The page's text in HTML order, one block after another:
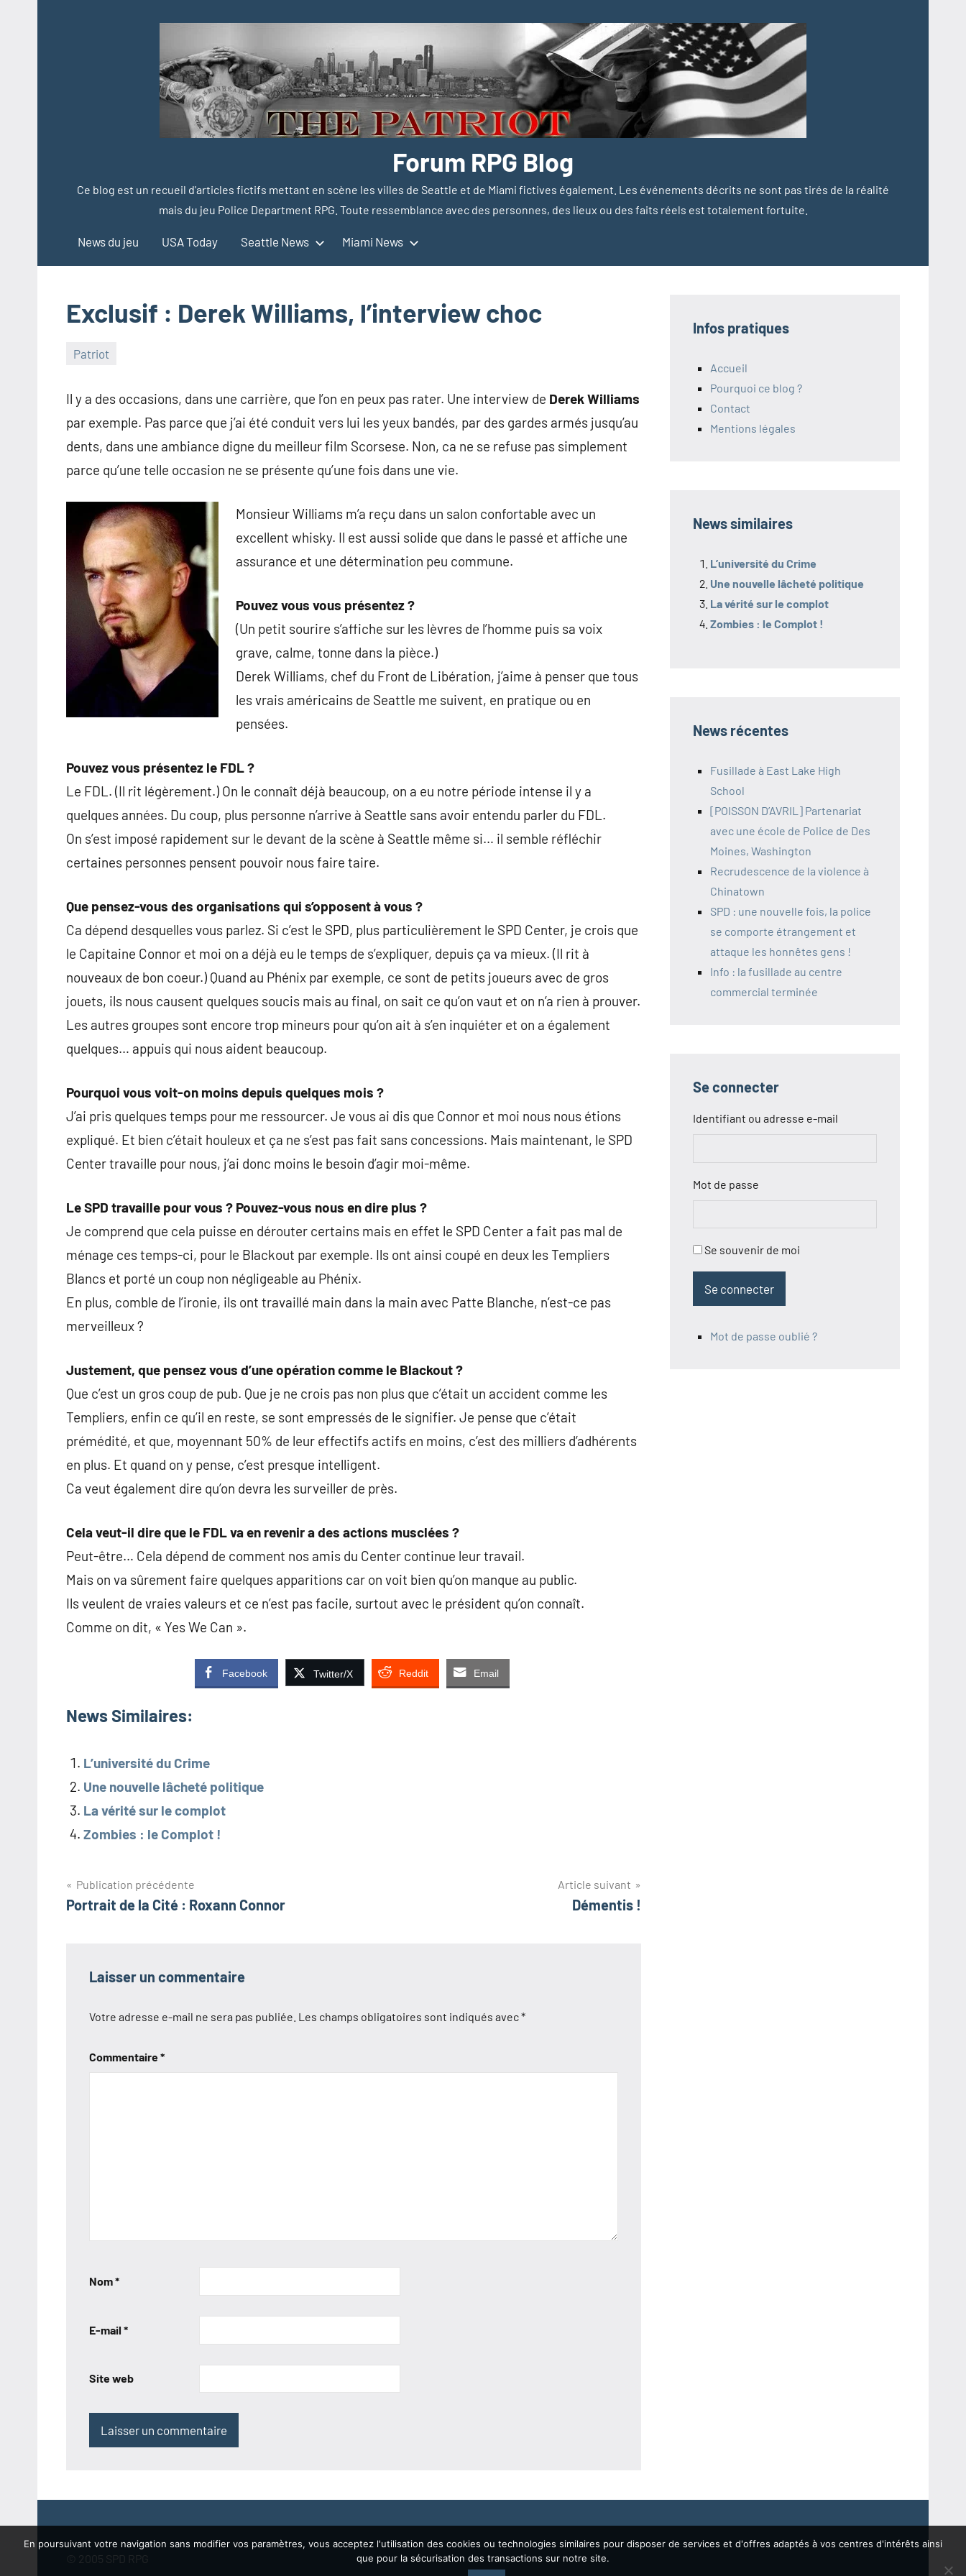
Forum RPG Blog
Ce blog est un recueil d'articles fictifs mettant en scène les villes de Seattle et de Miami fictives également. Les événements décrits ne sont pas tirés de la réalité
mais du jeu Police Department RPG. Toute ressemblance avec des personnes, des lieux ou des faits réels est totalement fortuite.
News du jeu USA Today Seattle News Miami News
Exclusif : Derek Williams, l’interview choc
Patriot
2010
Il y a des occasions, dans une carrière, que l’on en peux pas rater. Une interview de Derek Williams
par exemple. Pas parce que j’ai été conduit vers lui les yeux bandés, par des gardes armés jusqu’au
dents, dans une ambiance digne du meilleur film Scorsese. Non, ca ne se refuse pas simplement
parce qu’une telle occasion ne se présente qu’une fois dans une vie.
Monsieur Williams m’a reçu dans un salon confortable avec un
excellent whisky. Il est aussi solide que dans le passé et affiche une
assurance et une détermination peu commune.
Pouvez vous vous présentez ?
(Un petit sourire s’affiche sur les lèvres de l’homme puis sa voix
grave, calme, tonne dans la pièce.)
Derek Williams, chef du Front de Libération, j’aime à penser que tous
les vrais américains de Seattle me suivent, en pratique ou en
pensées.
Pouvez vous présentez le FDL ?
Le FDL. (Il rit légèrement.) On le connaît déjà beaucoup, on a eu notre période intense il y a
quelques années. Du coup, plus personne n’arrive à Seattle sans avoir entendu parler du FDL.
On s’est imposé rapidement sur le devant de la scène à Seattle même si… il semble réfléchir
certaines personnes pensent pouvoir nous faire taire.
Que pensez-vous des organisations qui s’opposent à vous ?
Ca dépend desquelles vous parlez. Si c’est le SPD, plus particulièrement le SPD Center, je crois que
le Capitaine Connor et moi on a déjà eu le temps de s’expliquer, depuis ça va mieux. (Il rit à
nouveaux de bon coeur.) Quand au Phénix par exemple, ce sont de petits joueurs avec de gros
jouets, ils nous causent quelques soucis mais au final, on sait ce qu’on vaut et on n’a rien à prouver.
Les autres groupes sont encore trop mineurs pour qu’on ait à s’en inquiéter et on a également
quelques… appuis qui nous aident beaucoup.
Pourquoi vous voit-on moins depuis quelques mois ?
J’ai pris quelques temps pour me ressourcer. Je vous ai dis que Connor et moi nous nous étions
expliqué. Et bien c’était houleux et ça ne s’est pas fait sans concessions. Mais maintenant, le SPD
Center travaille pour nous, j’ai donc moins le besoin d’agir moi-même.
Le SPD travaille pour vous ? Pouvez-vous nous en dire plus ?
Je comprend que cela puisse en dérouter certains mais en effet le SPD Center a fait pas mal de
ménage ces temps-ci, pour le Blackout par exemple. Ils ont ainsi coupé en deux les Templiers
Blancs et porté un coup non négligeable au Phénix.
En plus, comble de l’ironie, ils ont travaillé main dans la main avec Patte Blanche, n’est-ce pas
merveilleux ?
Justement, que pensez vous d’une opération comme le Blackout ?
Que c’est un gros coup de pub. Que je ne crois pas non plus que c’était un accident comme les
Templiers, enfin ce qu’il en reste, se sont empressés de le signifier. Je pense que c’était
prémédité, et que, moyennant 50% de leur effectifs actifs en moins, c’est des milliers d’adhérents
en plus. Et quand on y pense, c’est presque intelligent.
Ca veut également dire qu’on devra les surveiller de près.
Cela veut-il dire que le FDL va en revenir a des actions musclées ?
Peut-être… Cela dépend de comment nos amis du Center continue leur travail.
Mais on va sûrement faire quelques apparitions car on voit bien qu’on manque au public.
Ils veulent de vraies valeurs et ce n’est pas facile, surtout avec le président qu’on connaît.
Comme on dit, « Yes We Can ».
Facebook Twitter/X Reddit Email
News Similaires:
L’université du Crime
Une nouvelle lâcheté politique
La vérité sur le complot
Zombies : le Complot !
Navigation
de
Publication précédente
Portrait de la Cité : Roxann Connor
Article suivant
Démentis !
Laisser un commentaire
Votre adresse e-mail ne sera pas publiée. Les champs obligatoires sont indiqués avec*
Commentaire*
Nom*
E-mail *
Site web
Infos pratiques
Accueil
Pourquoi ce blog ?
Contact
Mentions légales
News similaires
L’université du Crime
Une nouvelle lâcheté politique
La vérité sur le complot
Zombies : le Complot !
News récentes
Fusillade à East Lake High
School
[POISSON D’AVRIL] Partenariat
avec une école de Police de Des
Moines, Washington
Recrudescence de la violence à
Chinatown
SPD : une nouvelle fois, la police
se comporte étrangement et
attaque les honnêtes gens !
Info : la fusillade au centre
commercial terminée
Se connecter
Identifiant ou adresse e-mail
Mot de passe
Se souvenir de moi
Se connecter
Mot de passe oublié ?
© 2005 SPD RPG
En poursuivant votre navigation sans modifier vos paramètres, vous acceptez l'utilisation des cookies ou technologies similaires pour disposer de services et d'offres adaptés à vos centres d'intérêts ainsi
que pour la sécurisation des transactions sur notre site.